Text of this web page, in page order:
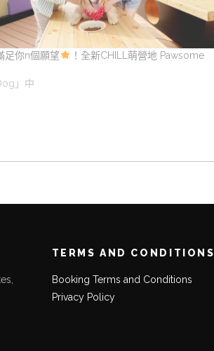
足你n個願望
！全新CHILL萌營地 Pawsome
」中
TERMS AND CONDITIONS
Booking Terms and Conditions
Privacy Policy